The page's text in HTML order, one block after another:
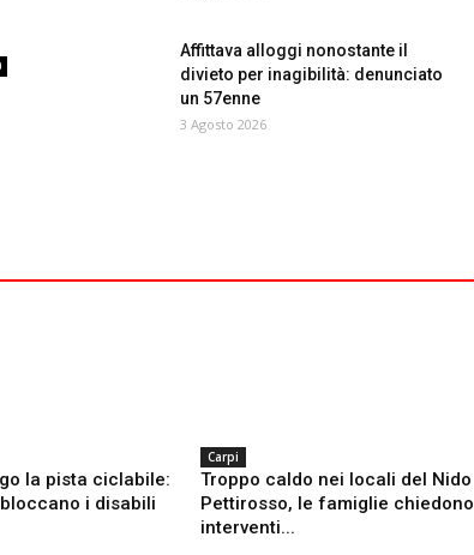
Affittava alloggi nonostante il
divieto per inagibilità: denunciato
un 57enne
3 Agosto 2026
la pista ciclabile:
i disabili
Carpi
Troppo caldo nei locali del Nido
Pettirosso, le famiglie chiedono
interventi...